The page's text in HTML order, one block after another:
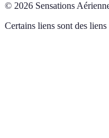
© 2026 Sensations
Certains liens sont des